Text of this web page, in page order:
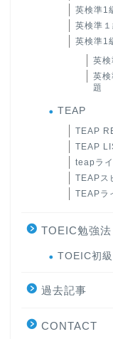
英検準1
英検準
英検準1
英
英
題
TEAP
TEAP
TEAP
teapラ
TEAPス
TEAPラ
TOEIC勉強
TOEIC初
過去記事
CONTACT